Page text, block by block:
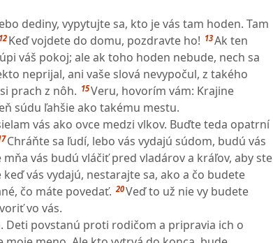
dediny, vypytujte sa, kto je vás tam hoden. Tam
12 Keď vojdete do domu, pozdravte ho! 13Ak ten
váš pokoj; ale ak toho hoden nebude, nech sa
neprijal, ani vaše slová nevypočul, z takého
prach z nôh. 15Veru, hovorím vám: Krajine
súdu ľahšie ako takému mestu.
vás ako ovce medzi vlkov. Buďte teda opatrní
Chráňte sa ľudí, lebo vás vydajú súdom, budú vás
mňa vás budú vláčiť pred vladárov a kráľov, aby ste
keď vás vydajú, nestarajte sa, ako a čo budete
čo máte povedať. 20Veď to už nie vy budete
vo vás.
Deti povstanú proti rodičom a pripravia ich o